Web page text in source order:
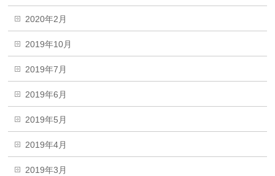
2020年2月
2019年10月
2019年7月
2019年6月
2019年5月
2019年4月
2019年3月